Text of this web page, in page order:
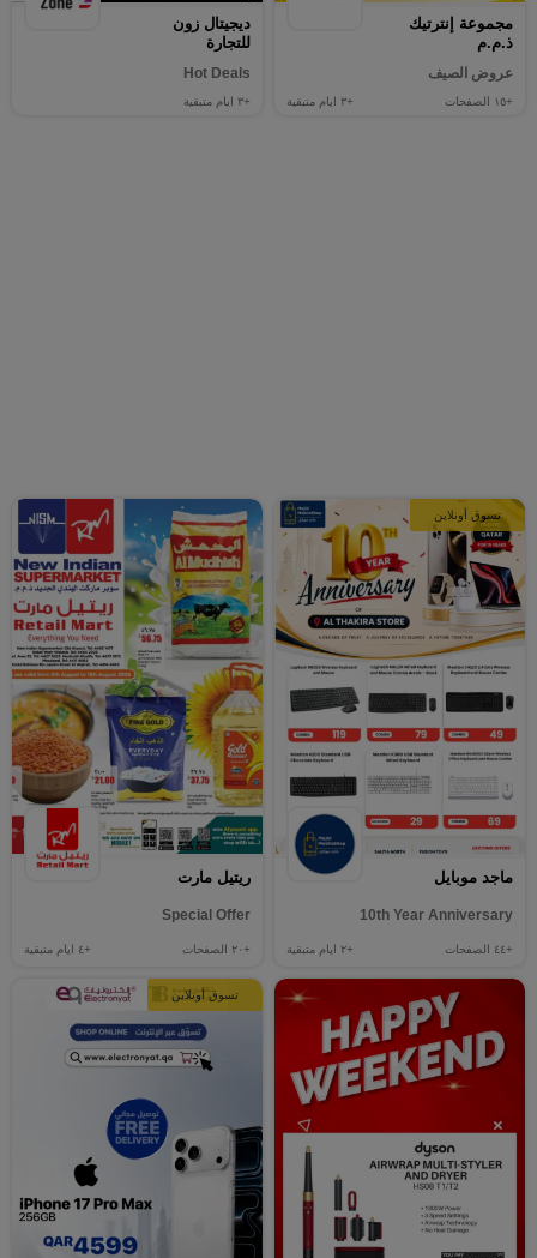
مجموعة إنترتيك
ذ.م.م
عروض الصيف
+١٥ الصفحات +٣ ايام متبقية
ديجيتال زون
للتجارة
Hot Deals
+٣ ايام متبقية
تسوق أونلاين
ماجد موبايل
10th Year Anniversary
+٤٤ الصفحات +٢ ايام متبقية
ريتيل مارت
Special Offer
+٢٠ الصفحات +٤ ايام متبقية
تسوق أونلاين